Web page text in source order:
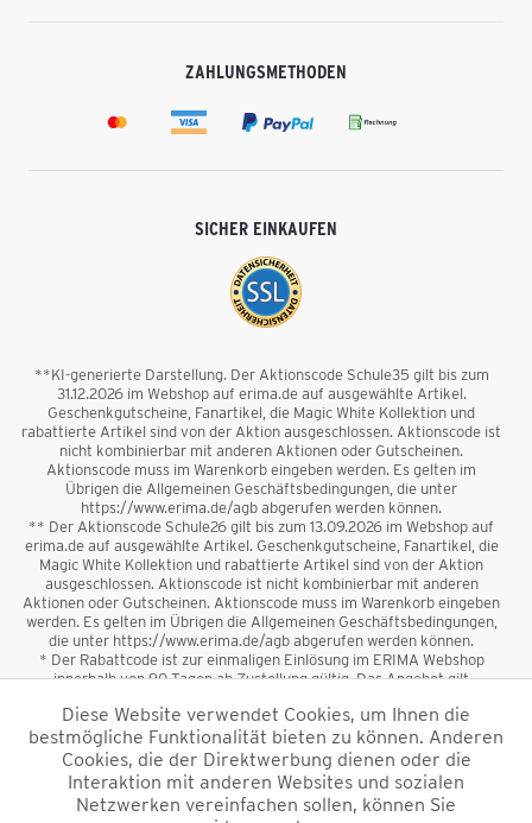
ZAHLUNGSMETHODEN
SICHER EINKAUFEN
**KI-generierte Darstellung. Der Aktionscode Schule35 gilt bis zum
31.12.2026 im Webshop auf erima.de auf ausgewählte Artikel.
Geschenkgutscheine, Fanartikel, die Magic White Kollektion und
rabattierte Artikel sind von der Aktion ausgeschlossen. Aktionscode ist
nicht kombinierbar mit anderen Aktionen oder Gutscheinen.
Aktionscode muss im Warenkorb eingeben werden. Es gelten im
Übrigen die Allgemeinen Geschäftsbedingungen, die unter
https://www.erima.de/agb abgerufen werden können.
** Der Aktionscode Schule26 gilt bis zum 13.09.2026 im Webshop auf
erima.de auf ausgewählte Artikel. Geschenkgutscheine, Fanartikel, die
Magic White Kollektion und rabattierte Artikel sind von der Aktion
ausgeschlossen. Aktionscode ist nicht kombinierbar mit anderen
Aktionen oder Gutscheinen. Aktionscode muss im Warenkorb eingeben
werden. Es gelten im Übrigen die Allgemeinen Geschäftsbedingungen,
die unter https://www.erima.de/agb abgerufen werden können.
* Der Rabattcode ist zur einmaligen Einlösung im ERIMA Webshop
innerhalb von 90 Tagen ab Zustellung gültig. Das Angebot gilt
sowie Geschenkgutscheine sind vom Rabatt ausgeschlossen. Der
Rabattcode ist nicht mit anderen Aktionen oder Gutscheinen
kombinierbar. Der Mindestbestellwert beträgt 50 €
*Alle Preise verstehen sich inkl. Mehrwertsteuer und zzgl.
Diese Website verwendet Cookies, um Ihnen die
bestmögliche Funktionalität bieten zu können. Anderen
Cookies, die der Direktwerbung dienen oder die
Interaktion mit anderen Websites und sozialen
Netzwerken vereinfachen sollen, können Sie